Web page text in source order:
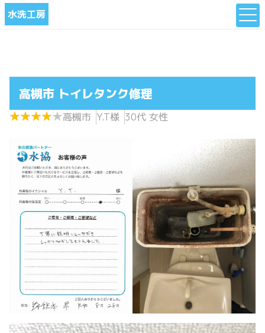
水洗工房
高槻市 トイレタンク修理
★★★★★
★★★★★高槻市 Y.T様 30代 女性